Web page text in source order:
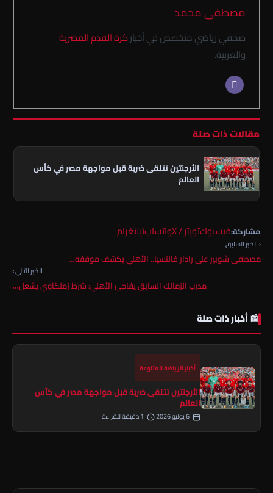
مصطفى محمد
صحفي رياضي متخصص في أخباركرة القدم المصرية
والعربية.
مقالات ذات صلة
الأرجنتين تتلقى ضربة قبل مواجهة مصر في كأس
العالم
مشاركة:فيسبوكتويتر / X واتسابتيليغرام
‹ الخبر السابق
مصطفى شوبير على رادار فالنسيا.. الأهلي يكشف موقفه…
الخبر التالي ›
مدرب الزمالك السابق يفاجئ الأهلي: شرط زملكاوي يشعل…
📰 أخبار ذات صلة
أخبار الرياضة المتنوعة
الأرجنتين تتلقى ضربة قبل مواجهة مصر في كأس
العالم